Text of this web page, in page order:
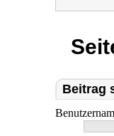
Beitrag